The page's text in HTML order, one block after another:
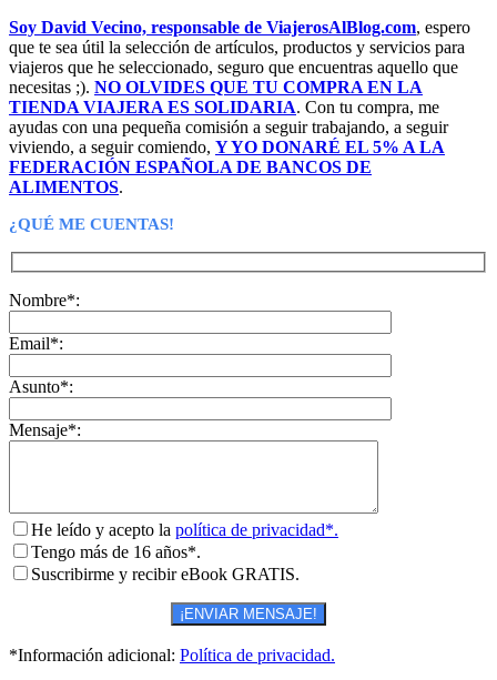
Soy David Vecino, responsable de ViajerosAlBlog.com, espero
que te sea útil la selección de artículos, productos y servicios para
viajeros que he seleccionado, seguro que encuentras aquello que
necesitas ;). NO OLVIDES QUE TU COMPRA EN LA
TIENDA VIAJERA ES SOLIDARIA. Con tu compra, me
ayudas con una pequeña comisión a seguir trabajando, a seguir
viviendo, a seguir comiendo, Y YO DONARÉ EL 5% A LA
FEDERACIÓN ESPAÑOLA DE BANCOS DE
ALIMENTOS.
¿QUÉ ME CUENTAS!
Nombre*:
Email*:
Asunto*:
Mensaje*:
He leído y acepto la política de privacidad*.
Tengo más de 16 años*.
Suscribirme y recibir eBook GRATIS.
*Información adicional: Política de privacidad.